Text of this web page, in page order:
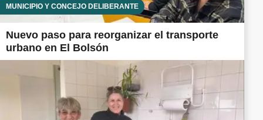
MUNICIPIO Y CONCEJO DELIBERANTE
Nuevo paso para reorganizar el transporte
urbano en El Bolsón